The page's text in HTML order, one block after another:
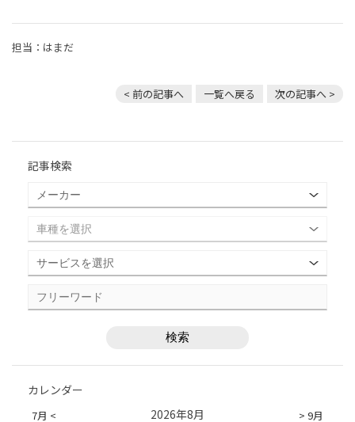
担当：はまだ
< 前の記事へ 一覧へ戻る 次の記事へ >
記事検索
カレンダー
7月 < > 9月
2026年8月